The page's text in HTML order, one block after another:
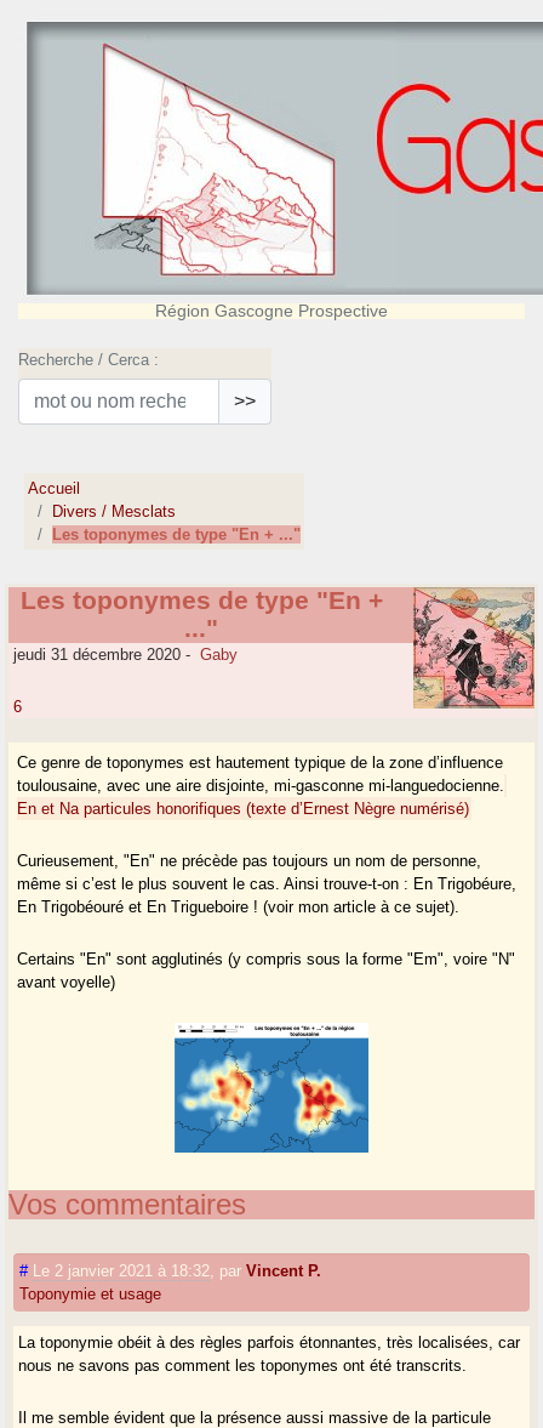
Région Gascogne Prospective
Recherche / Cerca :
>>
Accueil
Divers / Mesclats
Les toponymes de type "En + ..."
Les toponymes de type "En +
..."
jeudi 31 décembre 2020 - Gaby
6
Ce genre de toponymes est hautement typique de la zone d’influence
toulousaine, avec une aire disjointe, mi-gasconne mi-languedocienne.
En et Na particules honorifiques (texte d’Ernest Nègre numérisé)
Curieusement, "En" ne précède pas toujours un nom de personne,
même si c’est le plus souvent le cas. Ainsi trouve-t-on : En Trigobéure,
En Trigobéouré et En Trigueboire ! (voir mon article à ce sujet).
Certains "En" sont agglutinés (y compris sous la forme "Em", voire "N"
avant voyelle)
Vos commentaires
# Le 2 janvier 2021 à 18:32 parVincent P.
Toponymie et usage
La toponymie obéit à des règles parfois étonnantes, très localisées, car
nous ne savons pas comment les toponymes ont été transcrits.
Il me semble évident que la présence aussi massive de la particule